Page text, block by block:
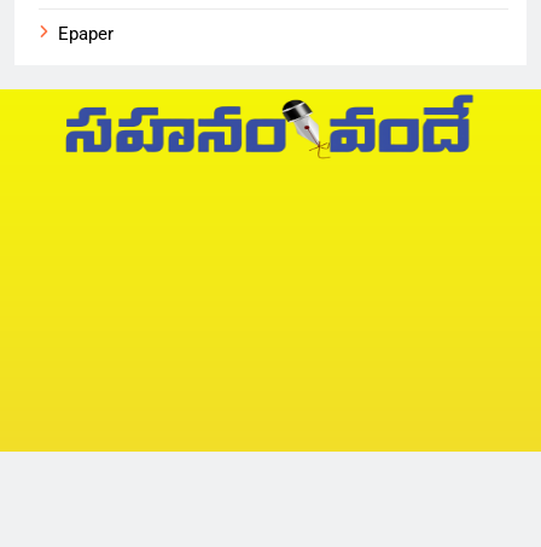
Epaper